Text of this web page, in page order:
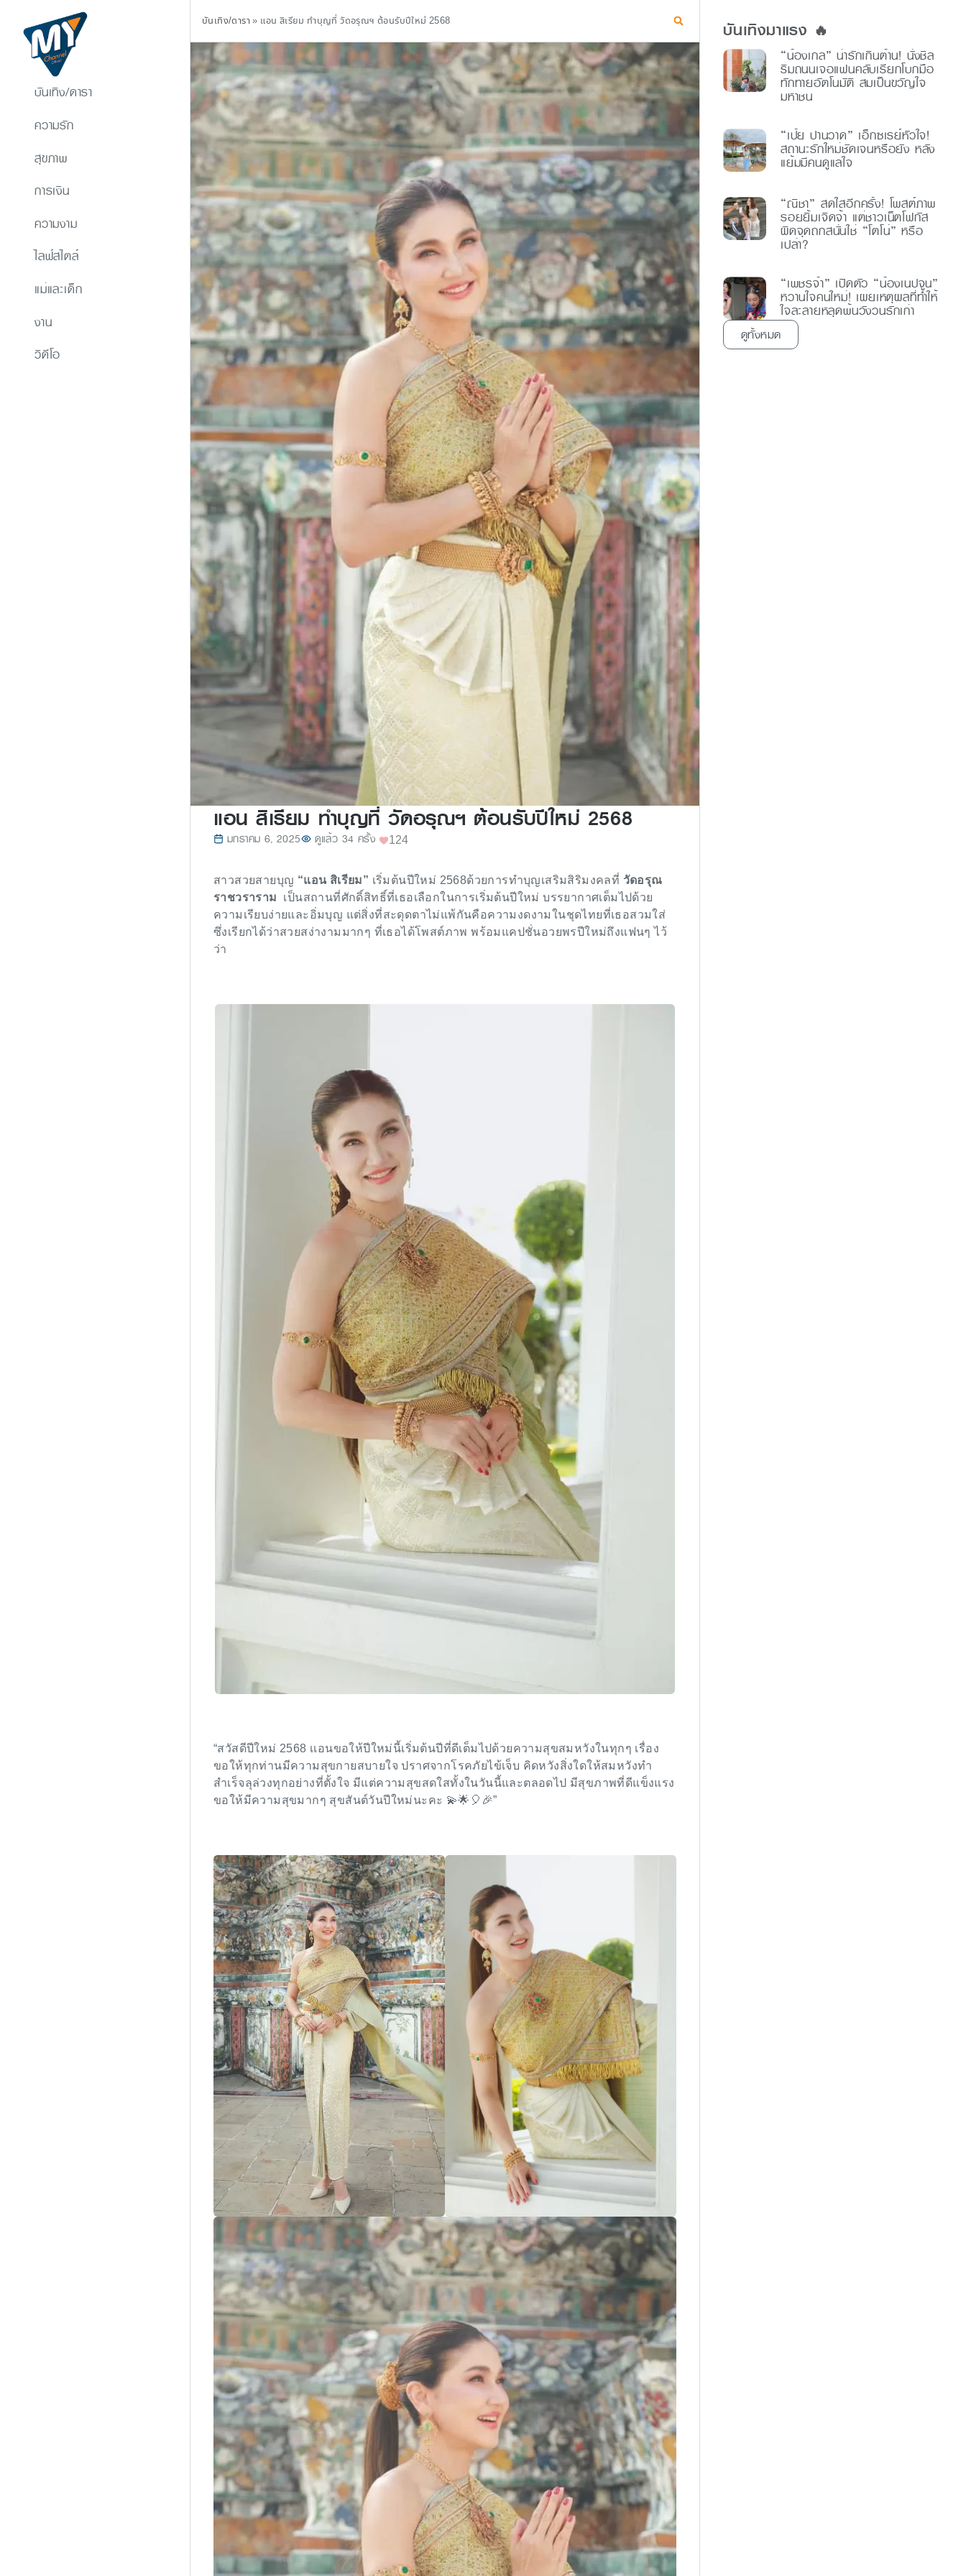
บันเทิง/ดารา
ความรัก
สุขภาพ
การเงิน
ความงาม
ไลฟ์สไตล์
แม่และเด็ก
งาน
วิดีโอ
บันเทิง/ดารา» แอน สิเรียม ทำบุญที่ วัดอรุณฯ ต้อนรับปีใหม่ 2568
แอน สิเรียม ทำบุญที่ วัดอรุณฯ ต้อนรับปีใหม่ 2568
มกราคม 6, 2025 ดูแล้ว 34 ครั้ง 124
สาวสวยสายบุญ “แอน สิเรียม” เริ่มต้นปีใหม่ 2568ด้วยการทำบุญเสริมสิริมงคลที่ วัดอรุณ
ราชวราราม เป็นสถานที่ศักดิ์สิทธิ์ที่เธอเลือกในการเริ่มต้นปีใหม่ บรรยากาศเต็มไปด้วย
ความเรียบง่ายและอิ่มบุญ แต่สิ่งที่สะดุดตาไม่แพ้กันคือความงดงามในชุดไทยที่เธอสวมใส่
ซึ่งเรียกได้ว่าสวยสง่างามมากๆ ที่เธอได้โพสต์ภาพ พร้อมแคปชั่นอวยพรปีใหม่ถึงแฟนๆ ไว้
ว่า
“สวัสดีปีใหม่ 2568 เเอนขอให้ปีใหม่นี้เริ่มต้นปีที่ดีเต็มไปด้วยความสุขสมหวังในทุกๆ เรื่อง
ขอให้ทุกท่านมีความสุขกายสบายใจ ปราศจากโรคภัยไข้เจ็บ คิดหวังสิ่งใดให้สมหวังทำ
สำเร็จลุล่วงทุกอย่างที่ตั้งใจ มีแต่ความสุขสดใสทั้งในวันนี้และตลอดไป มีสุขภาพที่ดีแข็งแรง
ขอให้มีความสุขมากๆ สุขสันต์วันปีใหม่นะคะ 💫🌟🎈🎉”
บันเทิงมาแรง 🔥
“น้องเกล” น่ารักเกินต้าน! นั่งชิล
ริมถนนเจอแฟนคลับเรียกโบกมือ
ทักทายอัตโนมัติ สมเป็นขวัญใจ
มหาชน
“เป้ย ปานวาด” เอ็กซเรย์หัวใจ!
สถานะรักใหม่ชัดเจนหรือยัง หลัง
แย้มมีคนดูแลใจ
“ณิชา” สดใสอีกครั้ง! โพสต์ภาพ
รอยยิ้มเจิดจ้า แต่ชาวเน็ตโฟกัส
ผิดจุดถกสนั่นใช่ “โตโน่” หรือ
เปล่า?
“เพชรจ้า” เปิดตัว “น้องเนปจูน”
หวานใจคนใหม่! เผยเหตุผลที่ทำให้
ใจละลายหลุดพ้นวังวนรักเก่า
ดูทั้งหมด